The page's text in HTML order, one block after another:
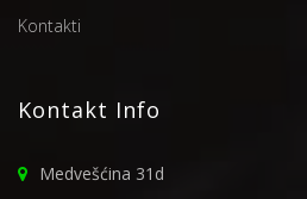
Kontakti
Kontakt Info
Medvešćina 31d